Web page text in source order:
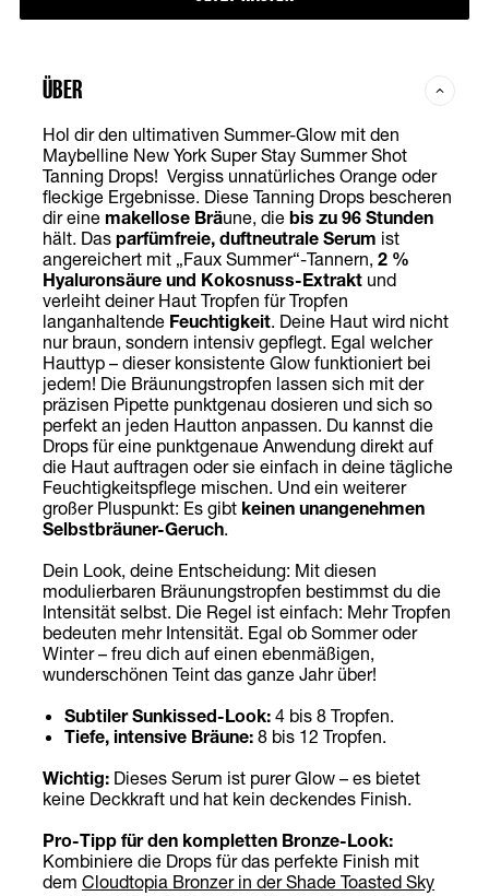
ÜBER
Hol dir den ultimativen Summer-Glow mit den
Maybelline New York Super Stay Summer Shot
Tanning Drops! Vergiss unnatürliches Orange oder
fleckige Ergebnisse. Diese Tanning Drops bescheren
dir eine makellose Bräune, die bis zu 96 Stunden
hält. Das parfümfreie, duftneutrale Serum ist
angereichert mit „Faux Summer“-Tannern, 2 %
Hyaluronsäure und Kokosnuss-Extrakt und
verleiht deiner Haut Tropfen für Tropfen
langanhaltende Feuchtigkeit. Deine Haut wird nicht
nur braun, sondern intensiv gepflegt. Egal welcher
Hauttyp – dieser konsistente Glow funktioniert bei
jedem! Die Bräunungstropfen lassen sich mit der
präzisen Pipette punktgenau dosieren und sich so
perfekt an jeden Hautton anpassen. Du kannst die
Drops für eine punktgenaue Anwendung direkt auf
die Haut auftragen oder sie einfach in deine tägliche
Feuchtigkeitspflege mischen. Und ein weiterer
großer Pluspunkt: Es gibt keinen unangenehmen
Selbstbräuner-Geruch.
Dein Look, deine Entscheidung: Mit diesen
modulierbaren Bräunungstropfen bestimmst du die
Intensität selbst. Die Regel ist einfach: Mehr Tropfen
bedeuten mehr Intensität. Egal ob Sommer oder
Winter – freu dich auf einen ebenmäßigen,
wunderschönen Teint das ganze Jahr über!
SubtilerSunkissed-Look: 4 bis 8 Tropfen.
Tiefe, intensive Bräune: 8 bis 12 Tropfen.
Wichtig: Dieses Serum ist purer Glow – es bietet
keine Deckkraft und hat kein deckendes Finish.
Pro-Tipp für den kompletten Bronze-Look:
Kombiniere die Drops für das perfekte Finish mit
dem Cloudtopia Bronzer in der Shade Toasted Sky